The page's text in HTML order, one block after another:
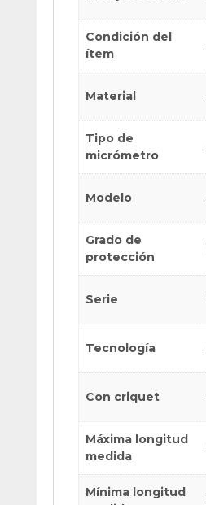
Condición del
ítem
Material
Tipo de
micrómetro
Modelo
Grado de
protección
Serie
Tecnología
Con criquet
Máxima longitud
medida
Mínima longitud